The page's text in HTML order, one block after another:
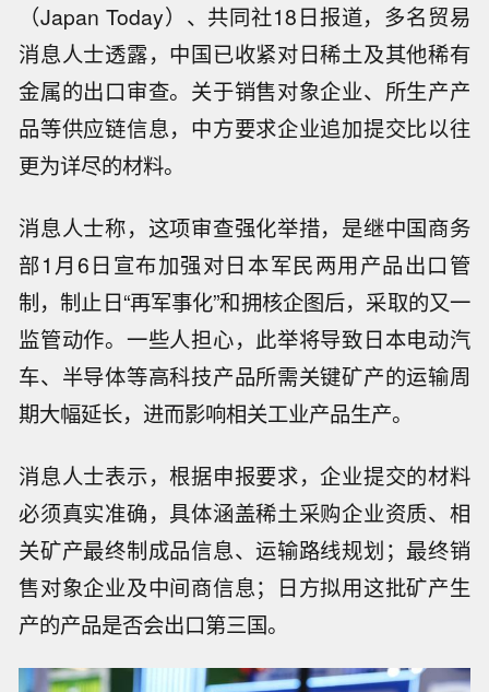
（Japan Today）、共同社18日报道，多名贸易
消息人士透露，中国已收紧对日稀土及其他稀有
金属的出口审查。关于销售对象企业、所生产产
品等供应链信息，中方要求企业追加提交比以往
更为详尽的材料。
消息人士称，这项审查强化举措，是继中国商务
部1月6日宣布加强对日本军民两用产品出口管
制，制止日“再军事化”和拥核企图后，采取的又一
监管动作。一些人担心，此举将导致日本电动汽
车、半导体等高科技产品所需关键矿产的运输周
期大幅延长，进而影响相关工业产品生产。
消息人士表示，根据申报要求，企业提交的材料
必须真实准确，具体涵盖稀土采购企业资质、相
关矿产最终制成品信息、运输路线规划；最终销
售对象企业及中间商信息；日方拟用这批矿产生
产的产品是否会出口第三国。